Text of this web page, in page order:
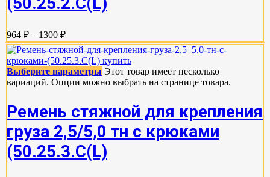
964 ₽ – 1300 ₽
Выберите параметры Этот товар имеет несколько
вариаций. Опции можно выбрать на странице товара.
Ремень стяжной для крепления
груза 2,5/5,0 тн с крюками
(50.25.3.C(L)